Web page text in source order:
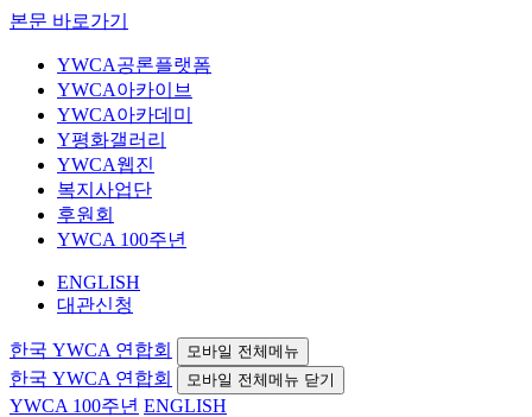
본문 바로가기
YWCA공론플랫폼
YWCA아카이브
YWCA아카데미
Y평화갤러리
YWCA웹진
복지사업단
후원회
YWCA 100주년
ENGLISH
대관신청
한국 YWCA 연합회 모바일 전체메뉴
한국 YWCA 연합회 모바일 전체메뉴 닫기
YWCA 100주년 ENGLISH